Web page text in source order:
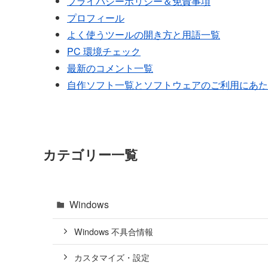
プロフィール
よく使うツールの開き方と用語一覧
PC 環境チェック
最新のコメント一覧
自作ソフト一覧とソフトウェアのご利用にあ
カテゴリー一覧
Windows
Windows 不具合情報
カスタマイズ・設定